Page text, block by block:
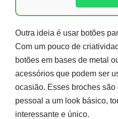
Outra ideia é usar botões
Com um pouco de
botões em bases de metal
acessórios que podem ser
ocasião. Esses broches
pessoal a um look básico,
interessante e único.